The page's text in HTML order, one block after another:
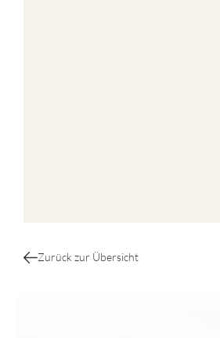
Zurück zur Übersicht